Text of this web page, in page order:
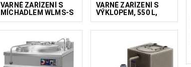
VARNÉ ZAŘÍZENÍ S
MÍCHADLEM WLMS-S
VARNÉ ZAŘÍZENÍ S
VÝKLOPEM, 550 L,
PLYN